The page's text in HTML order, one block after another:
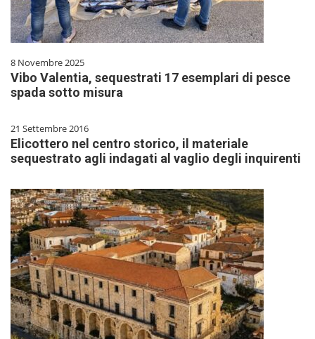
8 Novembre 2025
Vibo Valentia, sequestrati 17 esemplari di pesce
spada sotto misura
21 Settembre 2016
Elicottero nel centro storico, il materiale
sequestrato agli indagati al vaglio degli inquirenti